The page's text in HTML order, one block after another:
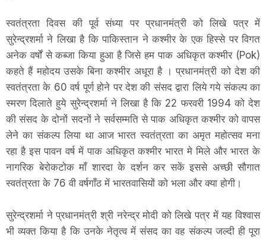
स्वतंत्रता दिवस की पूर्व संध्या पर प्रधानमंत्री को लिखे पत्र में
सुरेन्द्रशर्मा ने लिखा है कि पाकिस्तान ने कश्मीर के एक हिस्से पर विगत
अनेक वर्षों से कब्जा किया हुआ है जिसे हम पाक अधिकृत कश्मीर (Pok)
कहते हैं महोदय उसके बिना कश्मीर अधूरा है । प्रधानमंत्री को देश की
स्वतंत्रता के 60 वर्ष पूर्ण होने पर देश की संसद द्वारा लिये गये संकल्प का
स्मरण दिलाते हुये सुरेन्द्रशर्मा ने लिखा है कि 22 फरवरी 1994 को देश
की संसद के दोनों सदनों ने सर्वसम्मति से पाक अधिकृत कश्मीर को वापस
लेने का संकल्प लिया था आज भारत स्वतंत्रता का अमृत महोत्सव मना
रहा है इस पावन वर्ष में पाक अधिकृत कश्मीर भारत मे मिले और भारत के
नागरिक बेरोकटोक माँ शारदा के दर्शन कर सकें इससे अच्छी सौगात
स्वतंत्रता के 76 वी वर्षगाँठ में भारतवासियों को भला और क्या होगी।
सुरेन्द्रशर्मा ने प्रधानमंत्री श्री नरेन्द्र मोदी को लिखे पत्र में यह विश्वास
भी व्यक्त किया है कि उनके नेतृत्व में संसद का वह संकल्प जल्दी ही पूरा